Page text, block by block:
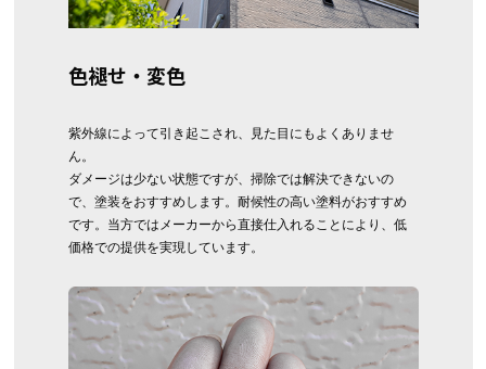
色褪せ・変色
紫外線によって引き起こされ、見た目にもよくありませ
ん。
ダメージは少ない状態ですが、掃除では解決できないの
で、塗装をおすすめします。耐候性の高い塗料がおすすめ
です。当方ではメーカーから直接仕入れることにより、低
価格での提供を実現しています。